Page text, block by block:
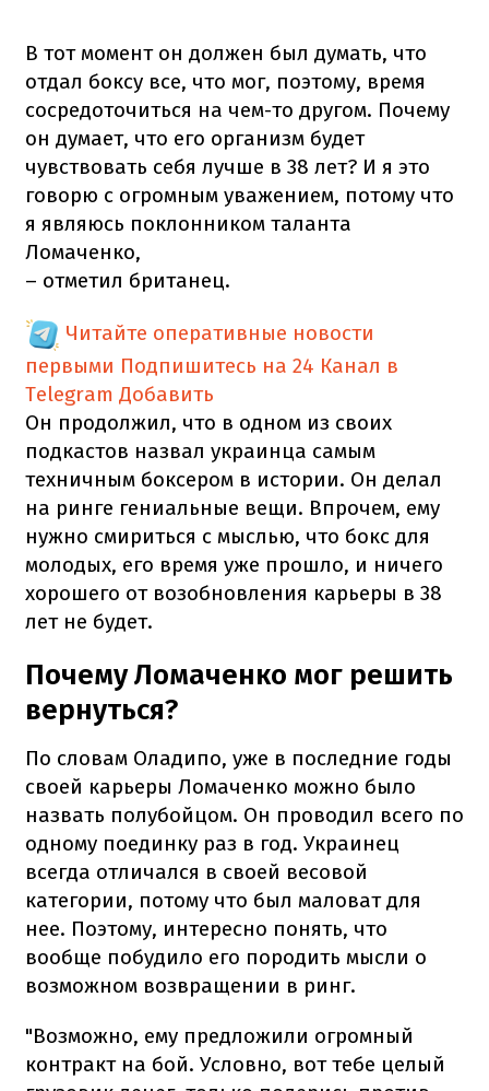
В тот момент он должен был думать, что
отдал боксу все, что мог, поэтому, время
сосредоточиться на чем-то другом. Почему
он думает, что его организм будет
чувствовать себя лучше в 38 лет? И я это
говорю с огромным уважением, потому что
я являюсь поклонником таланта
Ломаченко,
– отметил британец.
Читайте оперативные новости
первыми Подпишитесь на 24 Канал в
Telegram Добавить
Он продолжил, что в одном из своих
подкастов назвал украинца самым
техничным боксером в истории. Он делал
на ринге гениальные вещи. Впрочем, ему
нужно смириться с мыслью, что бокс для
молодых, его время уже прошло, и ничего
хорошего от возобновления карьеры в 38
лет не будет.
Почему Ломаченко мог решить
вернуться?
По словам Оладипо, уже в последние годы
своей карьеры Ломаченко можно было
назвать полубойцом. Он проводил всего по
одному поединку раз в год. Украинец
всегда отличался в своей весовой
категории, потому что был маловат для
нее. Поэтому, интересно понять, что
вообще побудило его породить мысли о
возможном возвращении в ринг.
"Возможно, ему предложили огромный
контракт на бой. Условно, вот тебе целый